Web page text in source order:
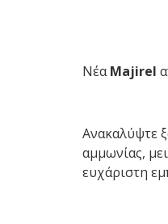
ΝέαMajirel
Ανακαλύψτε
αμμωνίας,
ευχάριστη